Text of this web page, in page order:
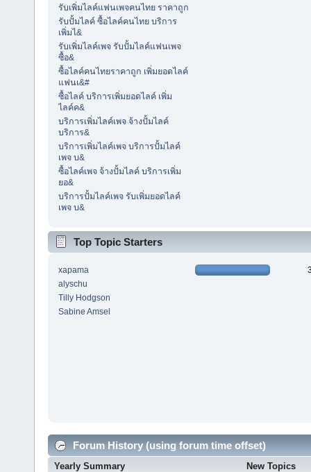
รับเพิ่มไลค์แฟนเพจคนไทย ราคาถูก
รับปั้มไลค์ ซื้อไลค์คนไทย บริการ
เพิ่มไ&
รับเพิ่มไลค์เพจ รับปั้มไลค์แฟนเพจ
ซื้อ&
ซื้อไลค์คนไทยราคาถูก เพิ่มยอดไลค์
แฟนเ&#
ซื้อไลค์ บริการเพิ่มยอดไลค์ เพิ่ม
ไลค์ค&
บริการเพิ่มไลค์เพจ จ้างปั้มไลค์
บริการ&
บริการเพิ่มไลค์เพจ บริการปั้มไลค์
เพจ บ&
ซื้อไลค์เพจ จ้างปั้มไลค์ บริการเพิ่ม
ยอ&
บริการปั้มไลค์เพจ รับเพิ่มยอดไลค์
เพจ บ&
Top Topic Starters
xapama
alyschu
Tilly Hodgson
Sabine Amsel
Forum History (using forum time offset)
Yearly Summary New Topics